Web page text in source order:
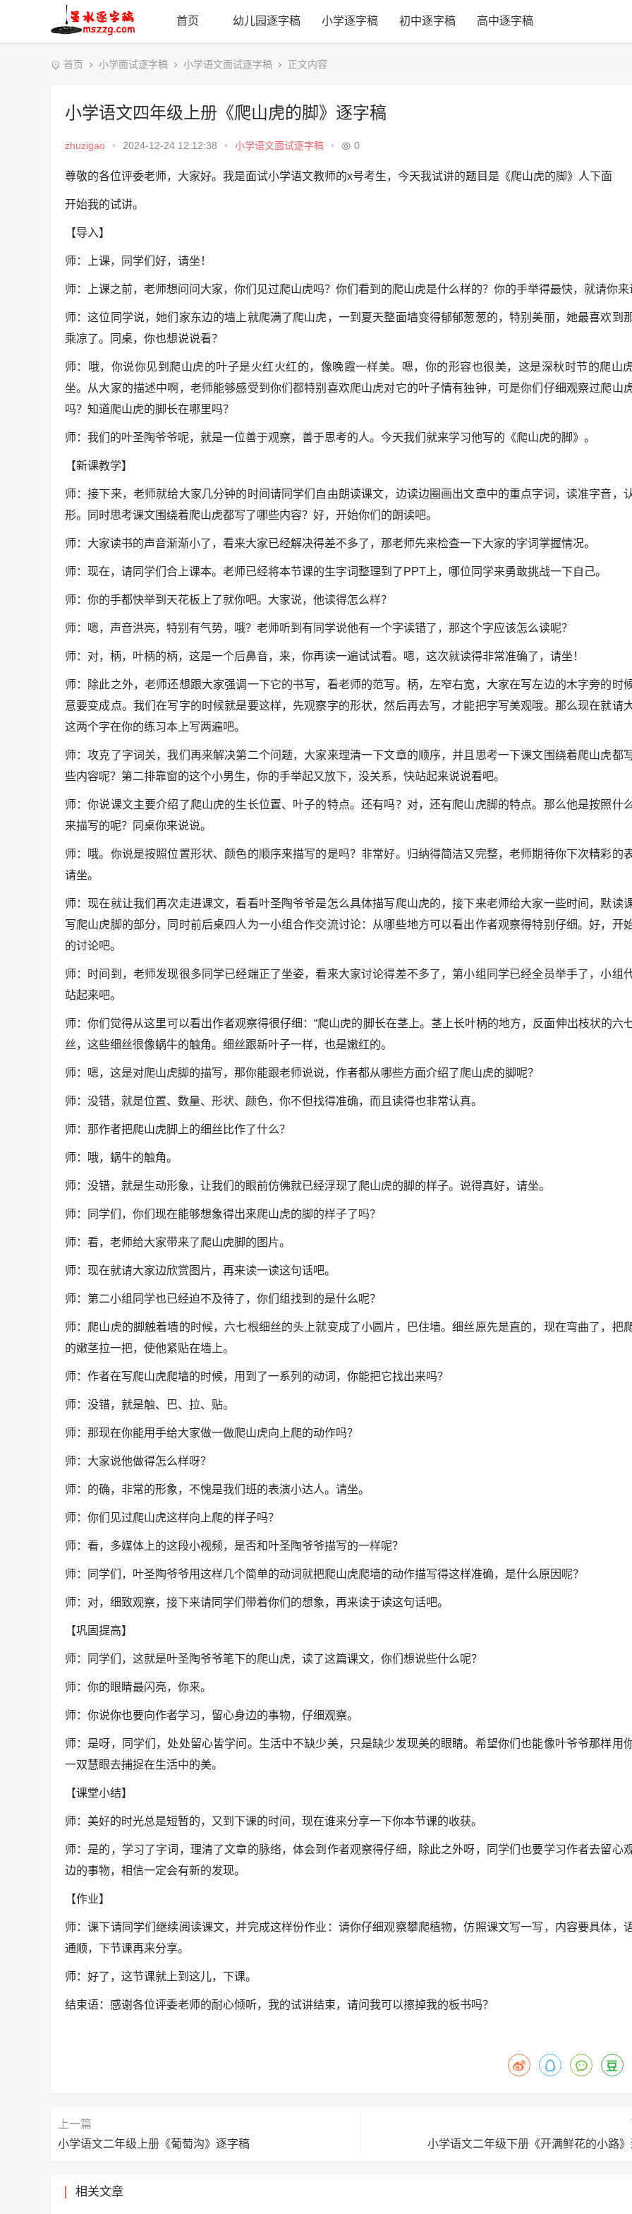
首页 幼儿园逐字稿 小学逐字稿 初中逐字稿 高中逐字稿
首页 小学面试逐字稿 小学语文面试逐字稿 正文内容
小学语文四年级上册《爬山虎的脚》逐字稿
zhuzigao • 2024-12-24 12:12:38 • 小学语文面试逐字稿 • 0
尊敬的各位评委老师，大家好。我是面试小学语文教师的x号考生，今天我试讲的题目是《爬山虎的脚》人下面
开始我的试讲。
【导入】
师：上课，同学们好，请坐！
师：上课之前，老师想问问大家，你们见过爬山虎吗？你们看到的爬山虎是什么样的？你的手举得最快，就请你来
师：这位同学说，她们家东边的墙上就爬满了爬山虎，一到夏天整面墙变得郁郁葱葱的，特别美丽，她最喜欢到
乘凉了。同桌，你也想说说看？
师：哦，你说你见到爬山虎的叶子是火红火红的，像晚霞一样美。嗯，你的形容也很美，这是深秋时节的爬山
坐。从大家的描述中啊，老师能够感受到你们都特别喜欢爬山虎对它的叶子情有独钟，可是你们仔细观察过爬山
吗？知道爬山虎的脚长在哪里吗？
师：我们的叶圣陶爷爷呢，就是一位善于观察，善于思考的人。今天我们就来学习他写的《爬山虎的脚》。
【新课教学】
师：接下来，老师就给大家几分钟的时间请同学们自由朗读课文，边读边圈画出文章中的重点字词，读准字音，
形。同时思考课文围绕着爬山虎都写了哪些内容？好，开始你们的朗读吧。
师：大家读书的声音渐渐小了，看来大家已经解决得差不多了，那老师先来检查一下大家的字词掌握情况。
师：现在，请同学们合上课本。老师已经将本节课的生字词整理到了PPT上，哪位同学来勇敢挑战一下自己。
师：你的手都快举到天花板上了就你吧。大家说，他读得怎么样？
师：嗯，声音洪亮，特别有气势，哦？老师听到有同学说他有一个字读错了，那这个字应该怎么读呢？
师：对，柄，叶柄的柄，这是一个后鼻音，来，你再读一遍试试看。嗯，这次就读得非常准确了，请坐！
师：除此之外，老师还想跟大家强调一下它的书写，看老师的范写。柄，左窄右宽，大家在写左边的木字旁的时
意要变成点。我们在写字的时候就是要这样，先观察字的形状，然后再去写，才能把字写美观哦。那么现在就请
这两个字在你的练习本上写两遍吧。
师：攻克了字词关，我们再来解决第二个问题，大家来理清一下文章的顺序，并且思考一下课文围绕着爬山虎都
些内容呢？第二排靠窗的这个小男生，你的手举起又放下，没关系，快站起来说说看吧。
师：你说课文主要介绍了爬山虎的生长位置、叶子的特点。还有吗？对，还有爬山虎脚的特点。那么他是按照什
来描写的呢？同桌你来说说。
师：哦。你说是按照位置形状、颜色的顺序来描写的是吗？非常好。归纳得简洁又完整，老师期待你下次精彩的
请坐。
师：现在就让我们再次走进课文，看看叶圣陶爷爷是怎么具体描写爬山虎的，接下来老师给大家一些时间，默读
写爬山虎脚的部分，同时前后桌四人为一小组合作交流讨论：从哪些地方可以看出作者观察得特别仔细。好，开
的讨论吧。
师：时间到，老师发现很多同学已经端正了坐姿，看来大家讨论得差不多了，第小组同学已经全员举手了，小组
站起来吧。
师：你们觉得从这里可以看出作者观察得很仔细：“爬山虎的脚长在茎上。茎上长叶柄的地方，反面伸出枝状的六
丝，这些细丝很像蜗牛的触角。细丝跟新叶子一样，也是嫩红的。
师：嗯，这是对爬山虎脚的描写，那你能跟老师说说，作者都从哪些方面介绍了爬山虎的脚呢？
师：没错，就是位置、数量、形状、颜色，你不但找得准确，而且读得也非常认真。
师：那作者把爬山虎脚上的细丝比作了什么？
师：哦，蜗牛的触角。
师：没错，就是生动形象，让我们的眼前仿佛就已经浮现了爬山虎的脚的样子。说得真好，请坐。
师：同学们，你们现在能够想象得出来爬山虎的脚的样子了吗？
师：看，老师给大家带来了爬山虎脚的图片。
师：现在就请大家边欣赏图片，再来读一读这句话吧。
师：第二小组同学也已经迫不及待了，你们组找到的是什么呢？
师：爬山虎的脚触着墙的时候，六七根细丝的头上就变成了小圆片，巴住墙。细丝原先是直的，现在弯曲了，把
的嫩茎拉一把，使他紧贴在墙上。
师：作者在写爬山虎爬墙的时候，用到了一系列的动词，你能把它找出来吗？
师：没错，就是触、巴、拉、贴。
师：那现在你能用手给大家做一做爬山虎向上爬的动作吗？
师：大家说他做得怎么样呀？
师：的确，非常的形象，不愧是我们班的表演小达人。请坐。
师：你们见过爬山虎这样向上爬的样子吗？
师：看，多媒体上的这段小视频，是否和叶圣陶爷爷描写的一样呢？
师：同学们，叶圣陶爷爷用这样几个简单的动词就把爬山虎爬墙的动作描写得这样准确，是什么原因呢？
师：对，细致观察，接下来请同学们带着你们的想象，再来读于读这句话吧。
【巩固提高】
师：同学们，这就是叶圣陶爷爷笔下的爬山虎，读了这篇课文，你们想说些什么呢？
师：你的眼睛最闪亮，你来。
师：你说你也要向作者学习，留心身边的事物，仔细观察。
师：是呀，同学们，处处留心皆学问。生活中不缺少美，只是缺少发现美的眼睛。希望你们也能像叶爷爷那样用
一双慧眼去捕捉在生活中的美。
【课堂小结】
师：美好的时光总是短暂的，又到下课的时间，现在谁来分享一下你本节课的收获。
师：是的，学习了字词，理清了文章的脉络，体会到作者观察得仔细，除此之外呀，同学们也要学习作者去留心
边的事物，相信一定会有新的发现。
【作业】
师：课下请同学们继续阅读课文，并完成这样份作业：请你仔细观察攀爬植物，仿照课文写一写，内容要具体，
通顺，下节课再来分享。
师：好了，这节课就上到这儿，下课。
结束语：感谢各位评委老师的耐心倾听，我的试讲结束，请问我可以擦掉我的板书吗？
上一篇
小学语文二年级上册《葡萄沟》逐字稿
小学语文二年级下册《开满鲜花的小路
相关文章